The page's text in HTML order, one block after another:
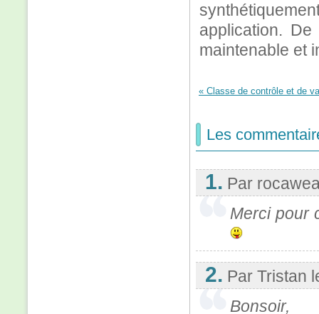
application.
maintenable et
« Classe de contrôle et de
Les
1. Par
Merci pour
2. Par Tristan
Bonsoir,